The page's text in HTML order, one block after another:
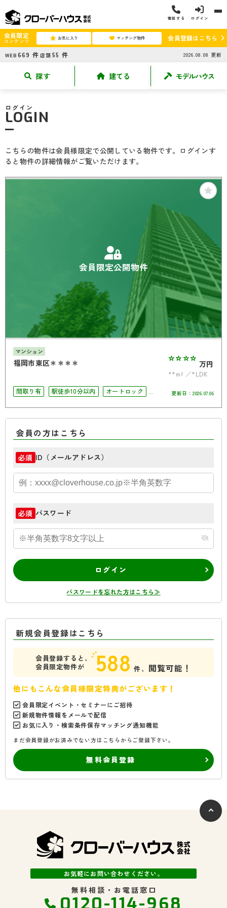
電話する ログイン
会員限定
コンテンツ お気に入り マッチング物件 会員登録はこちら
WEB 669 件 店頭 55 件 2026.08.08 更新
探す 建てる モデルハウス
ログイン
LOGIN
こちらの物件は会員様限定で公開している物件です。ログインす
ると物件の詳細情報がご覧いただけます。
会員限定公開物件
マンション
福岡市東区＊＊＊＊ **** 万円
**m²
*LDK
間取り有
駅徒歩10分以内
オートロック
更新日： 2026.07.06
会員の方はこちら
必須 ID（メールアドレス）
必須 パスワード
ログイン
パスワードを忘れた方はこちら≫
新規会員登録はこちら
会員登録すると、
会員限定物件が
588 件、 閲覧可能！
他にもこんな会員様限定特典がございます！
会員限定イベント・セミナーにご招待
新規物件情報をメールで配信
お気に入り・検索条件保存マッチング通知機能
まだ会員登録がお済みでない方はこちらからご登録下さい。
無料会員登録
お気軽にお問い合わせください。
無料相談・お電話窓口